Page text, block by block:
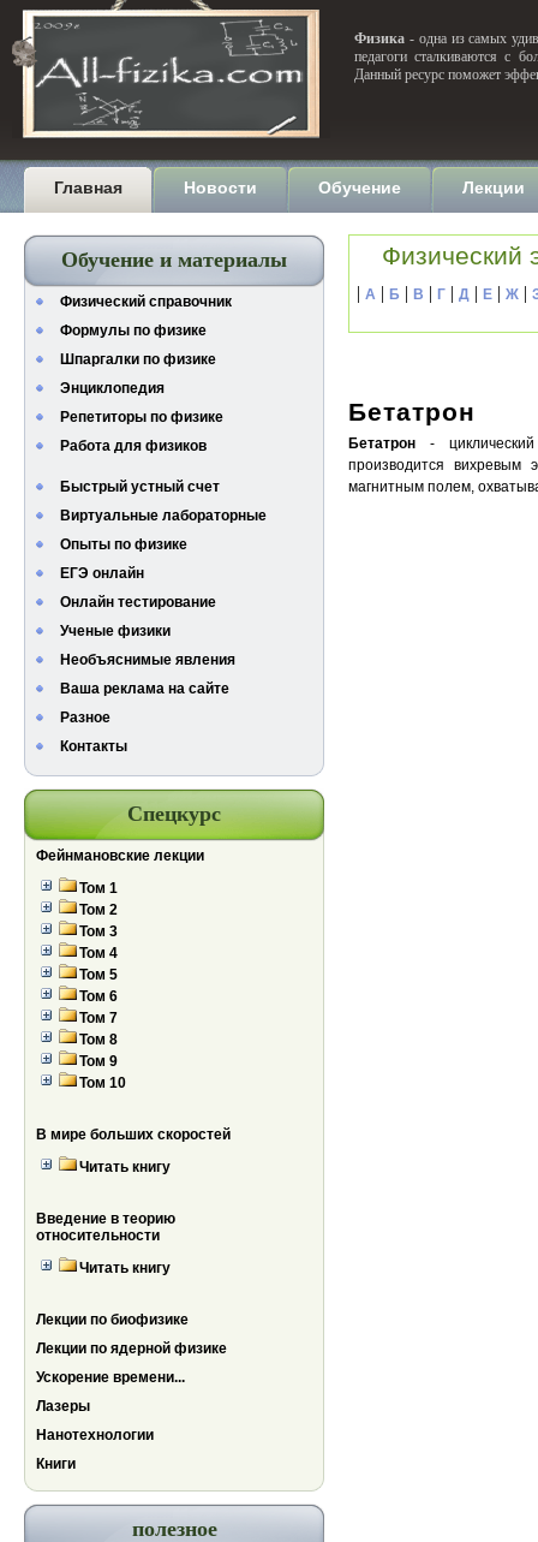
Физика - одна из самых
педагоги сталкиваются с
Данный ресурс поможет
Главная Новости Обучение Лекции
Обучение и материалы
Физический справочник
Формулы по физике
Шпаргалки по физике
Энциклопедия
Репетиторы по физике
Работа для физиков
Быстрый устный счет
Виртуальные лабораторные
Опыты по физике
ЕГЭ онлайн
Онлайн тестирование
Ученые физики
Необъяснимые явления
Ваша реклама на сайте
Разное
Контакты
Спецкурс
Фейнмановские лекции
Том 1
Том 2
Том 3
Том 4
Том 5
Том 6
Том 7
Том 8
Том 9
Том 10
В мире больших скоростей
Читать книгу
Введение в теорию
относительности
Читать книгу
Лекции по биофизике
Лекции по ядерной физике
Ускорение времени...
Лазеры
Нанотехнологии
Книги
полезное
Физический
| А | Б | В | Г | Д | Е | Ж |
Бетатрон
Бетатрон -
производится вихревым
магнитным полем,